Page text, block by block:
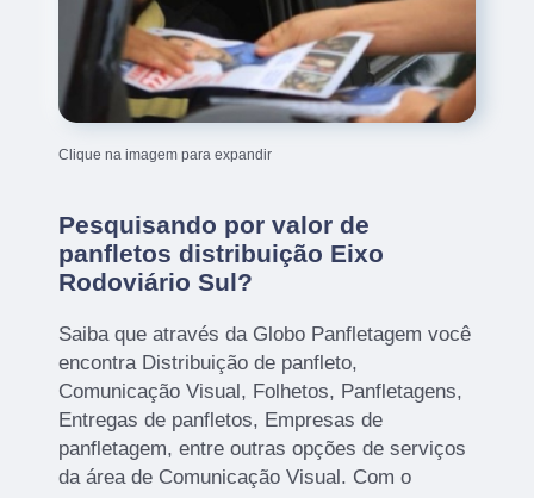
Clique na imagem para expandir
Pesquisando por valor de
panfletos distribuição Eixo
Rodoviário Sul?
Saiba que através da Globo Panfletagem você
encontra Distribuição de panfleto,
Comunicação Visual, Folhetos, Panfletagens,
Entregas de panfletos, Empresas de
panfletagem, entre outras opções de serviços
da área de Comunicação Visual. Com o